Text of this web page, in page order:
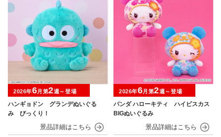
ハンギョドン グランデぬいぐる
み びっくり！
2026年6月第2週～登場
パンダ ハローキティ ハイビスカス
BIGぬいぐるみ
2026年6月第2週～登場